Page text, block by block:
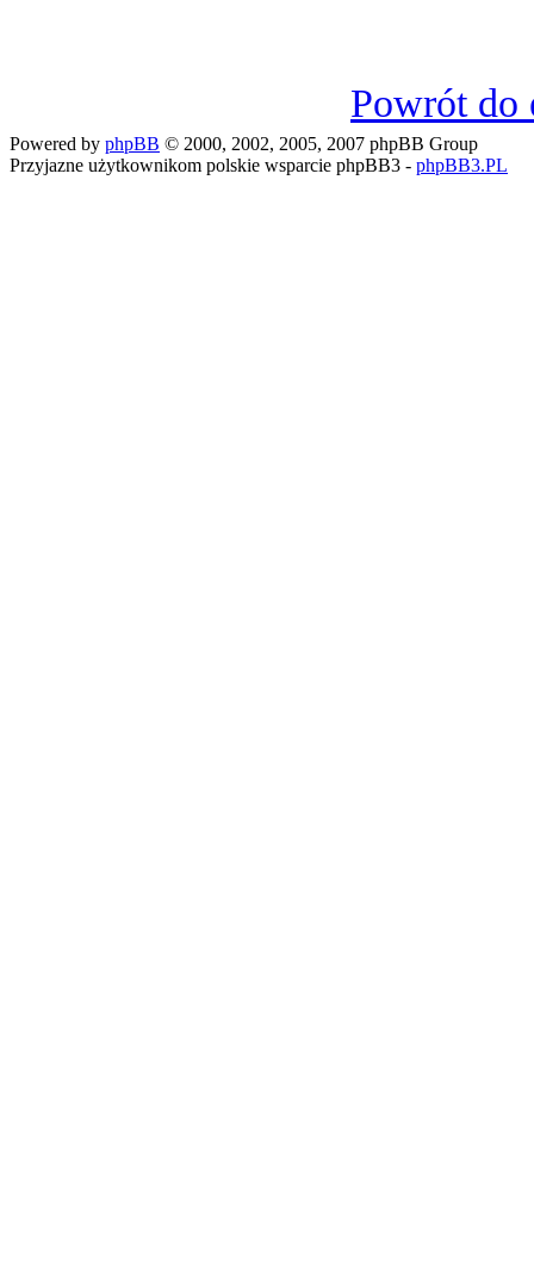
Powrót do
Powered by phpBB © 2000, 2002, 2005, 2007 phpBB Group
Przyjazne użytkownikom polskie wsparcie phpBB3 - phpBB3.PL